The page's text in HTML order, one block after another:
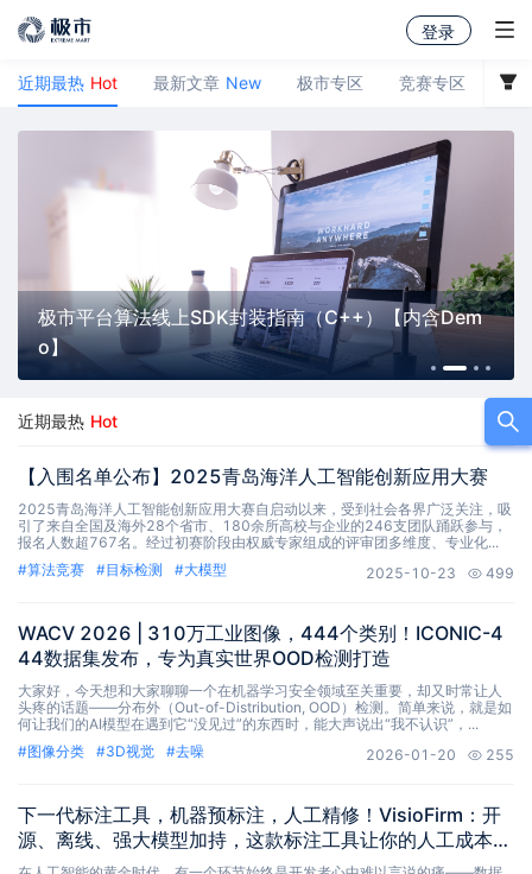
消息中心
暂无新消息通知
登录
近期最热 Hot 最新文章 New 极市专区 竞赛专区 极
极市平台算法线上SDK封装指南（C++）【内含Dem
o】
近期最热 Hot
【入围名单公布】2025青岛海洋人工智能创新应用大赛
2025青岛海洋人工智能创新应用大赛自启动以来，受到社会各界广泛关注，吸
引了来自全国及海外28个省市、180余所高校与企业的246支团队踊跃参与，
报名人数超767名。经过初赛阶段由权威专家组成的评审团多维度、专业化...
#算法竞赛 #目标检测 #大模型 2025-10-23 499
WACV 2026 | 310万工业图像，444个类别！ICONIC-4
44数据集发布，专为真实世界OOD检测打造
大家好，今天想和大家聊聊一个在机器学习安全领域至关重要，却又时常让人
头疼的话题——分布外（Out-of-Distribution, OOD）检测。简单来说，就是如
何让我们的AI模型在遇到它“没见过”的东西时，能大声说出“我不认识”，...
#图像分类 #3D视觉 #去噪 2026-01-20 255
下一代标注工具，机器预标注，人工精修！VisioFirm：开
源、离线、强大模型加持，这款标注工具让你的人工成本降
低90%！